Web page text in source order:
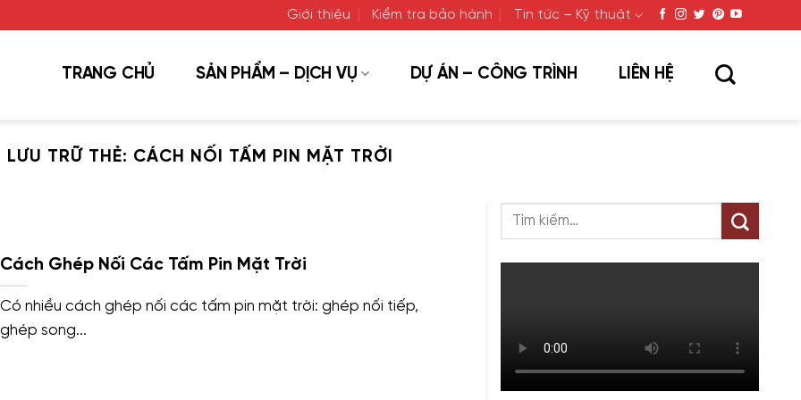
Giới thiệu Kiểm tra bảo hành Tin tức – Kỹ thuật
TRANG CHỦ SẢN PHẨM – DỊCH VỤ DỰ ÁN – CÔNG TRÌNH LIÊN HỆ
LƯU TRỮ THẺ: CÁCH NỐI TẤM PIN MẶT TRỜI
Cách Ghép Nối Các Tấm Pin Mặt Trời
Có nhiều cách ghép nối các tấm pin mặt trời: ghép nối tiếp,
ghép song...